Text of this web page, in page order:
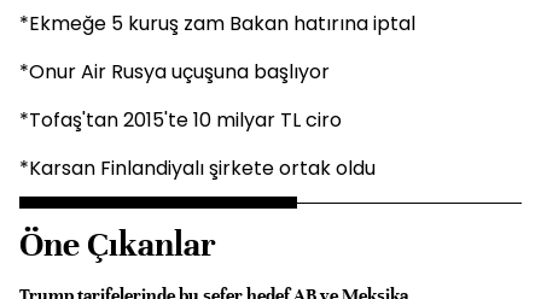
*Ekmeğe 5 kuruş zam Bakan hatırına iptal
*Onur Air Rusya uçuşuna başlıyor
*Tofaş'tan 2015'te 10 milyar TL ciro
*Karsan Finlandiyalı şirkete ortak oldu
Öne Çıkanlar